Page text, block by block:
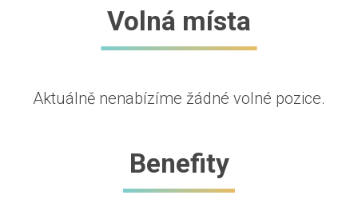
Volná místa
Aktuálně nenabízíme žádné volné pozice.
Benefity